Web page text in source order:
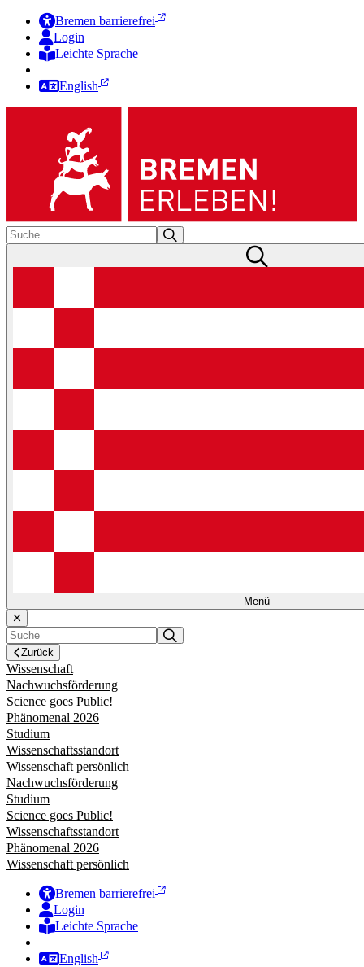
Bremen barrierefrei
Login
Leichte Sprache
English
Menü
Zurück
Wissenschaft
Nachwuchsförderung
Science goes Public!
Phänomenal 2026
Studium
Wissenschaftsstandort
Wissenschaft persönlich
Nachwuchsförderung
Studium
Science goes Public!
Wissenschaftsstandort
Phänomenal 2026
Wissenschaft persönlich
Bremen barrierefrei
Login
Leichte Sprache
English